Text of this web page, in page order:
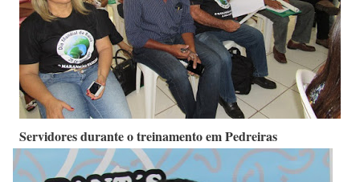
Servidores durante o treinamento em Pedreiras